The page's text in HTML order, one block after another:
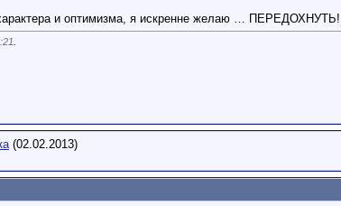
и оптимизма, я искренне желаю …
(02.02.2013)